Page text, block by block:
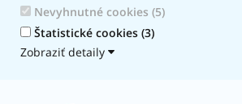
Nevyhnutné cookies (5)
Štatistické cookies (3)
Zobraziť detaily